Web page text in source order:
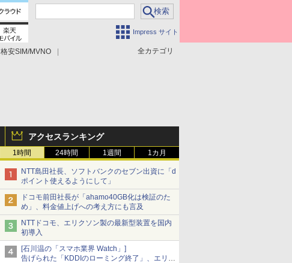
Impress サイト
全カテゴリ
格安SIM/MVNO
アクセスランキング
1時間 24時間 1週間 1カ月
NTT島田社長、ソフトバンクのセブン出資に「d
ポイント使えるようにして」
ドコモ前田社長が「ahamo40GB化は検証のた
め」、料金値上げへの考え方にも言及
NTTドコモ、エリクソン製の最新型装置を国内
初導入
[石川温の「スマホ業界 Watch」]
告げられた「KDDIのローミング終了」、エリア